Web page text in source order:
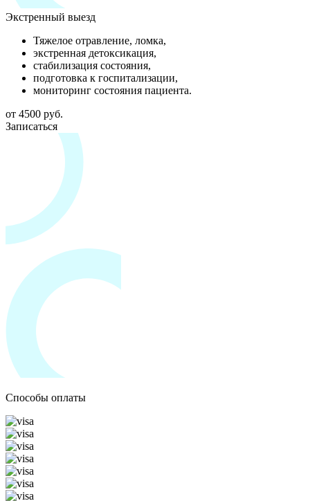
Экстренный выезд
Тяжелое отравление, ломка,
экстренная детоксикация,
стабилизация состояния,
подготовка к госпитализации,
мониторинг состояния пациента.
от 4500 руб.
Записаться
Способы оплаты